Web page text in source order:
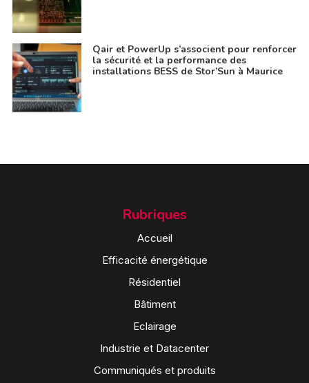
Qair et PowerUp s’associent pour renforcer
la sécurité et la performance des
installations BESS de Stor’Sun à Maurice
Rubriques
Accueil
Efficacité énergétique
Résidentiel
Bâtiment
Eclairage
Industrie et Datacenter
Communiqués et produits